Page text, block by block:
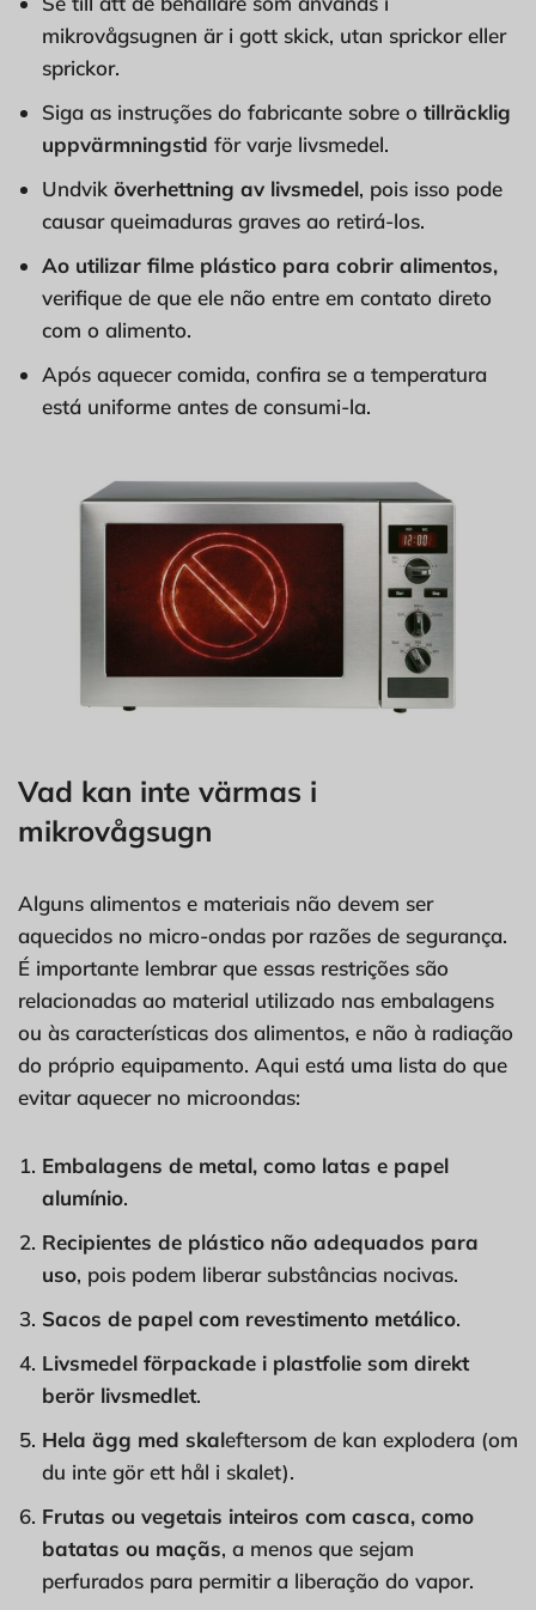
mikrovågsugnen är i gott skick, utan sprickor eller
sprickor.
Siga as instruções do fabricante sobre o tillräcklig
uppvärmningstid för varje livsmedel.
Undvik överhettning av livsmedel, pois isso pode
causar queimaduras graves ao retirá-los.
Ao utilizar filme plástico para cobrir alimentos,
verifique de que ele não entre em contato direto
com o alimento.
Após aquecer comida, confira se a temperatura
está uniforme antes de consumi-la.
Vad kan inte värmas i
mikrovågsugn
Alguns alimentos e materiais não devem ser
aquecidos no micro-ondas por razões de segurança.
É importante lembrar que essas restrições são
relacionadas ao material utilizado nas embalagens
ou às características dos alimentos, e não à radiação
do próprio equipamento. Aqui está uma lista do que
evitar aquecer no microondas:
Embalagens de metal, como latas e papel
alumínio.
Recipientes de plástico não adequados para
uso, pois podem liberar substâncias nocivas.
Sacos de papel com revestimento metálico.
Livsmedel förpackade i plastfolie som direkt
berör livsmedlet.
Hela ägg med skaleftersom de kan explodera (om
du inte gör ett hål i skalet).
Frutas ou vegetais inteiros com casca, como
batatas ou maçãs, a menos que sejam
perfurados para permitir a liberação do vapor.